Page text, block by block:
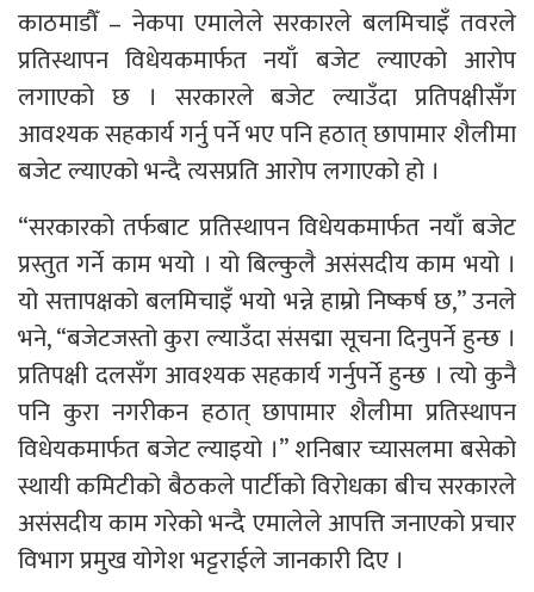
काठमाडौँ – नेकपा एमालेले सरकारले बलमिचाइँ तवरले
प्रतिस्थापन विधेयकमार्फत नयाँ बजेट ल्याएको आरोप
लगाएको छ । सरकारले बजेट ल्याउँदा प्रतिपक्षीसँग
आवश्यक सहकार्य गर्नु पर्ने भए पनि हठात् छापामार शैलीमा
बजेट ल्याएको भन्दै त्यसप्रति आरोप लगाएको हो ।
“सरकारको तर्फबाट प्रतिस्थापन विधेयकमार्फत नयाँ बजेट
प्रस्तुत गर्ने काम भयो । यो बिल्कुलै असंसदीय काम भयो ।
यो सत्तापक्षको बलमिचाइँ भयो भन्ने हाम्रो निष्कर्ष छ,” उनले
भने, “बजेटजस्तो कुरा ल्याउँदा संसद्मा सूचना दिनुपर्ने हुन्छ ।
प्रतिपक्षी दलसँग आवश्यक सहकार्य गर्नुपर्ने हुन्छ । त्यो कुनै
पनि कुरा नगरीकन हठात् छापामार शैलीमा प्रतिस्थापन
विधेयकमार्फत बजेट ल्याइयो ।” शनिबार च्यासलमा बसेको
स्थायी कमिटीको बैठकले पार्टीको विरोधका बीच सरकारले
असंसदीय काम गरेको भन्दै एमालेले आपत्ति जनाएको प्रचार
विभाग प्रमुख योगेश भट्टराईले जानकारी दिए ।